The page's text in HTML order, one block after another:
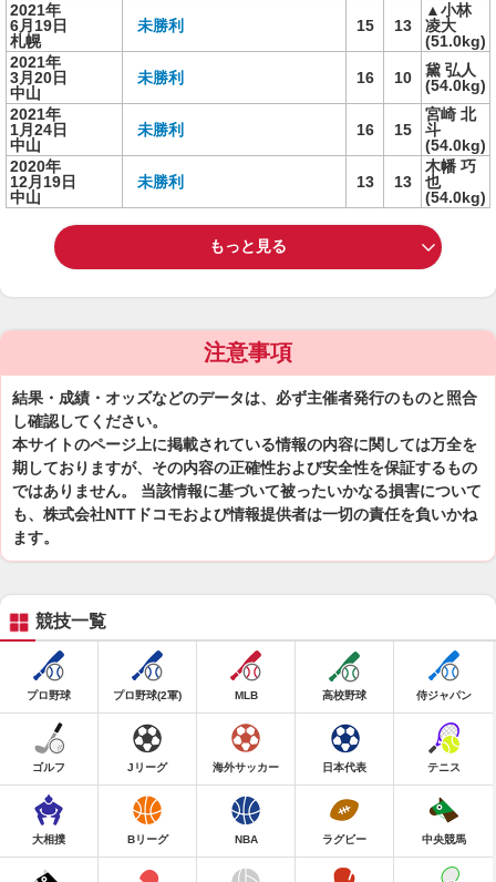
2021年
6月19日
札幌
未勝利 15 13
▲小林
凌大
(51.0kg)
2021年
3月20日
中山
未勝利 16 10
黛 弘人
(54.0kg)
2021年
1月24日
中山
未勝利 16 15
宮崎 北
斗
(54.0kg)
2020年
12月19日
中山
未勝利 13 13
木幡 巧
也
(54.0kg)
もっと見る
注意事項
結果・成績・オッズなどのデータは、必ず主催者発行のものと照合
し確認してください。
本サイトのページ上に掲載されている情報の内容に関しては万全を
期しておりますが、その内容の正確性および安全性を保証するもの
ではありません。 当該情報に基づいて被ったいかなる損害について
も、株式会社NTTドコモおよび情報提供者は一切の責任を負いかね
ます。
競技一覧
プロ野球 プロ野球(2軍) MLB 高校野球 侍ジャパン
ゴルフ Jリーグ 海外サッカー 日本代表 テニス
大相撲 Bリーグ NBA ラグビー 中央競馬